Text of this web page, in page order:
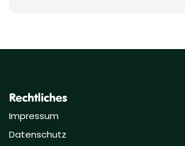
Rechtliches
Impressum
Datenschutz